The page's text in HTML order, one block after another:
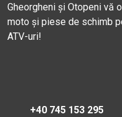
Gheorgheni și Otopeni vă
moto și piese de schimb
ATV-uri!
+40 745 153 295